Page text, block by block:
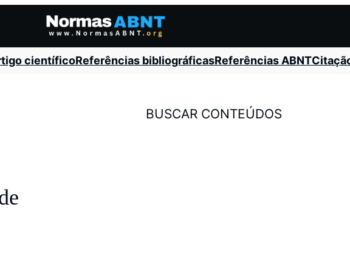
científicoReferências bibliográficasReferências ABNT
BUSCAR CONTEÚDOS